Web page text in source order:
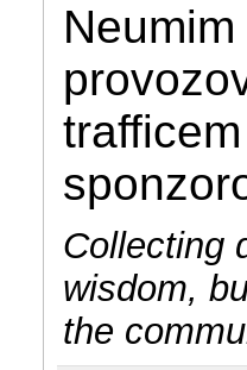
Collecting
wisdom,
the